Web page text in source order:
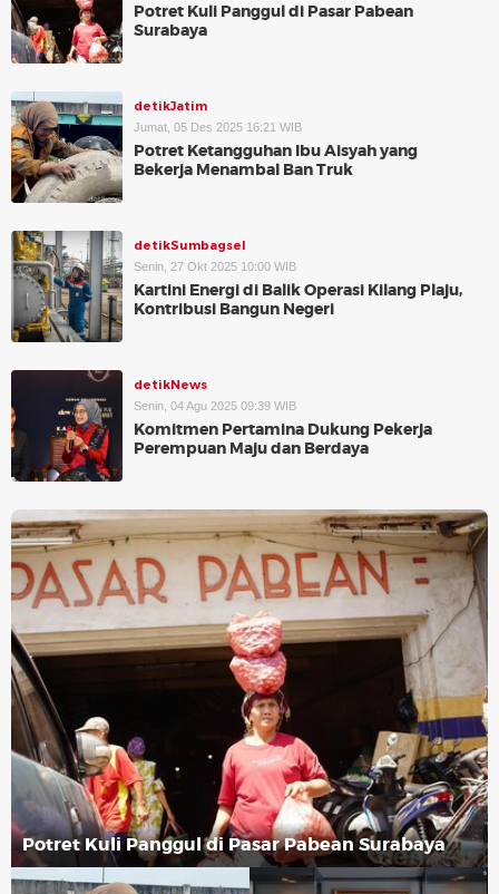
Potret Kuli Panggul di Pasar Pabean
Surabaya
detikJatim
Jumat, 05 Des 2025 16:21 WIB
Potret Ketangguhan Ibu Aisyah yang
Bekerja Menambal Ban Truk
detikSumbagsel
Senin, 27 Okt 2025 10:00 WIB
Kartini Energi di Balik Operasi Kilang Plaju,
Kontribusi Bangun Negeri
detikNews
Senin, 04 Agu 2025 09:39 WIB
Komitmen Pertamina Dukung Pekerja
Perempuan Maju dan Berdaya
Potret Kuli Panggul di Pasar Pabean Surabaya